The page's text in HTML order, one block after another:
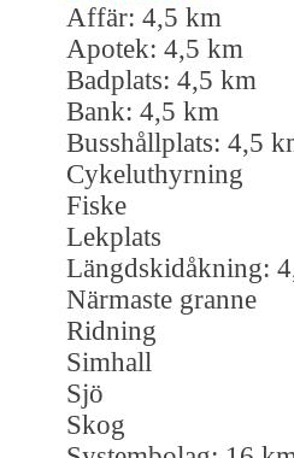
Affär: 4,5 km
Apotek: 4,5 km
Badplats: 4,5 km
Bank: 4,5 km
Busshållplats: 4,5
Cykeluthyrning
Fiske
Lekplats
Längdskidåkning:
Närmaste granne
Ridning
Simhall
Sjö
Skog